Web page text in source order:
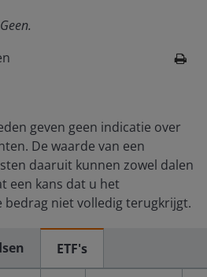
Geen.
geven geen indicatie over
De waarde van een
daaruit kunnen zowel dalen
een kans dat u het
bedrag niet volledig terugkrijgt.
ETF's